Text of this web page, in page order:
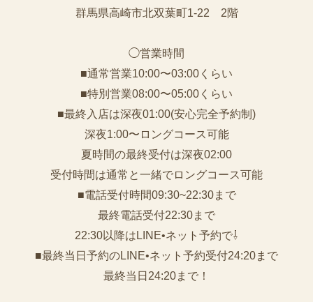
群馬県高崎市北双葉町1-22 2階
◯営業時間
■通常営業10:00〜03:00くらい
■特別営業08:00〜05:00くらい
■最終入店は深夜01:00(安心完全予約制)
深夜1:00〜ロングコース可能
夏時間の最終受付は深夜02:00
受付時間は通常と一緒でロングコース可能
■電話受付時間09:30~22:30まで
️最終電話受付22:30まで
22:30以降はLINE•ネット予約で⇩
■最終当日予約のLINE•ネット予約受付24:20まで
最終当日24:20まで！